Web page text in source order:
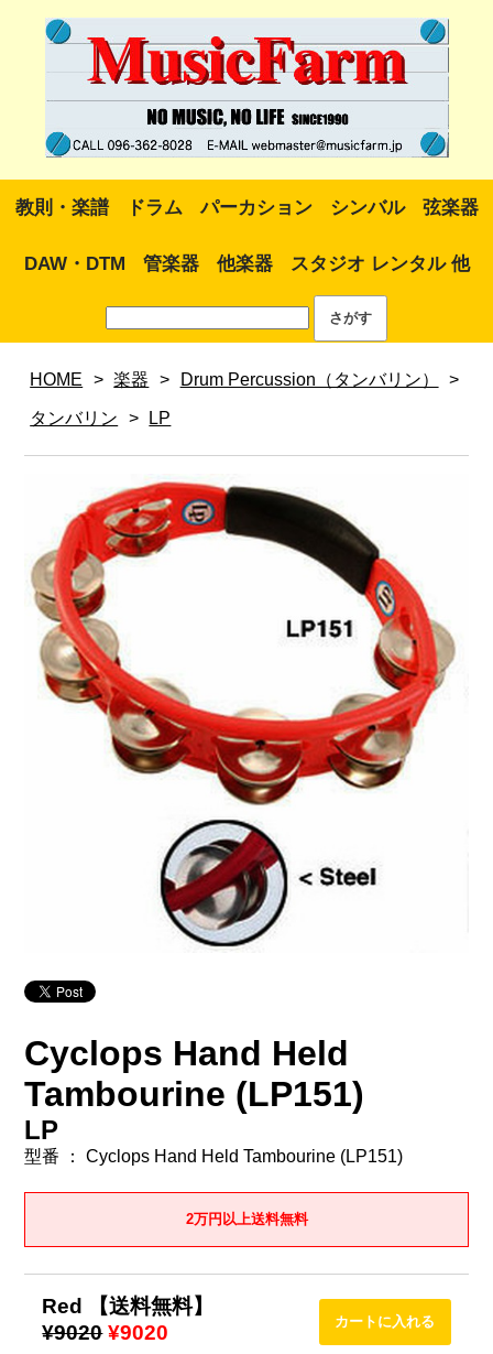
教則・楽譜 ドラム パーカション シンバル 弦楽器
DAW・DTM 管楽器 他楽器 スタジオ レンタル 他
HOME > 楽器 > Drum Percussion（タンバリン） >
タンバリン > LP
Cyclops Hand Held
Tambourine (LP151)
LP
型番 ： Cyclops Hand Held Tambourine (LP151)
2万円以上送料無料
Red 【送料無料】
¥9020 ¥9020